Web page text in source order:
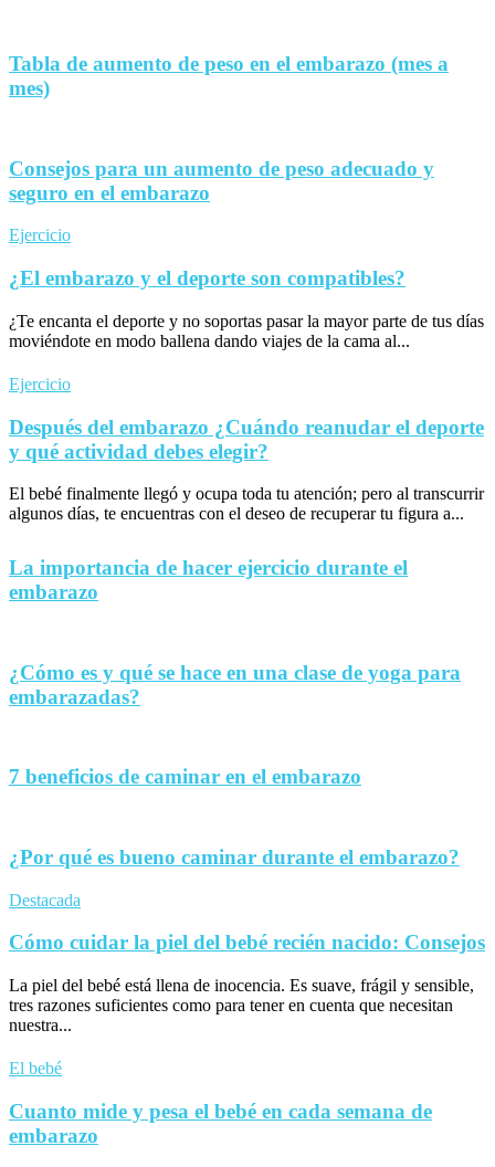
Tabla de aumento de peso en el embarazo (mes a
mes)
Consejos para un aumento de peso adecuado y
seguro en el embarazo
Ejercicio
¿El embarazo y el deporte son compatibles?
¿Te encanta el deporte y no soportas pasar la mayor parte de tus días
moviéndote en modo ballena dando viajes de la cama al...
Ejercicio
Después del embarazo ¿Cuándo reanudar el deporte
y qué actividad debes elegir?
El bebé finalmente llegó y ocupa toda tu atención; pero al transcurrir
algunos días, te encuentras con el deseo de recuperar tu figura a...
La importancia de hacer ejercicio durante el
embarazo
¿Cómo es y qué se hace en una clase de yoga para
embarazadas?
7 beneficios de caminar en el embarazo
¿Por qué es bueno caminar durante el embarazo?
Destacada
Cómo cuidar la piel del bebé recién nacido: Consejos
La piel del bebé está llena de inocencia. Es suave, frágil y sensible,
tres razones suficientes como para tener en cuenta que necesitan
nuestra...
El bebé
Cuanto mide y pesa el bebé en cada semana de
embarazo